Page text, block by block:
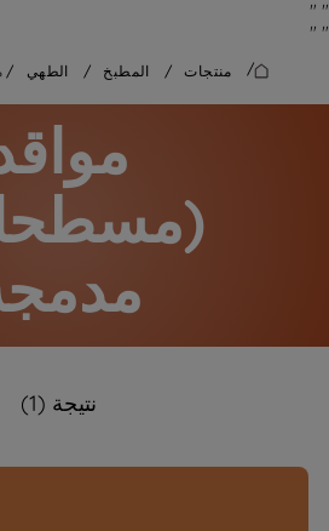
"
"
"
"
/ منتجات / المطبخ / الطهي /
نتيجة (1)